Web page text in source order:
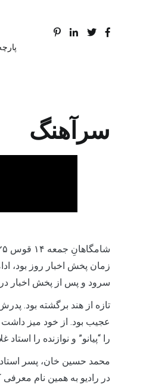
سرآهنگ
سرود و پس از پخش اخبار
تازه از هند برگشته بود.
عجیب بود. از خود میز
را “پیانو” و نوازنده را
در رادیو به همین نام